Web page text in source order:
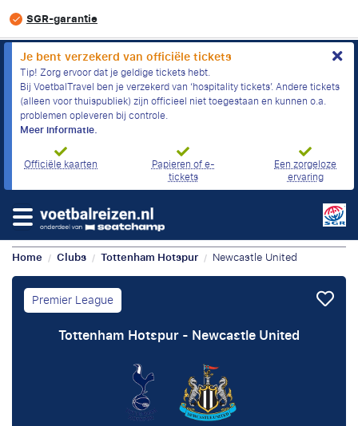
SGR-garantie
Je bent verzekerd van officiële tickets
Tip! Zorg ervoor dat je geldige tickets hebt.
Bij VoetbalTravel ben je verzekerd van ‘hospitality tickets’. Andere tickets
(alleen voor thuispubliek) zijn officieel niet toegestaan en kunnen o.a.
problemen opleveren bij controle.
Meer informatie.
Officiële kaarten
Papieren of e-
tickets
Een zorgeloze
ervaring
Home / Clubs / Tottenham Hotspur / Newcastle United
Premier League
Tottenham Hotspur - Newcastle United